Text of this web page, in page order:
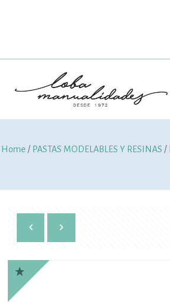
Home / PASTAS MODELABLES Y RESINAS /